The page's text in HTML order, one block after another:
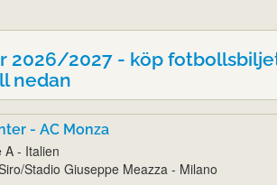
2026/2027 - köp
nedan
- AC Monza
A - Italien
Stadio Giuseppe Meazza - Milano